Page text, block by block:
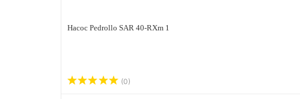
Насос Pedrollo SAR 40-RXm 1
(0)